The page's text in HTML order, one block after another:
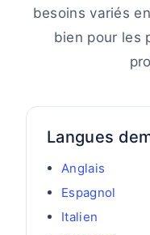
besoins variés
bien pour les
Langues
Anglais
Espagnol
Italien